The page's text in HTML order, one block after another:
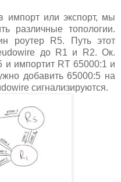
импорт или экспорт, мы
различные топологии.
роутер R5. Путь этот
до R1 и R2. Ок.
и импортит RT 65000:1 и
добавить 65000:5 на
сигнализируются.